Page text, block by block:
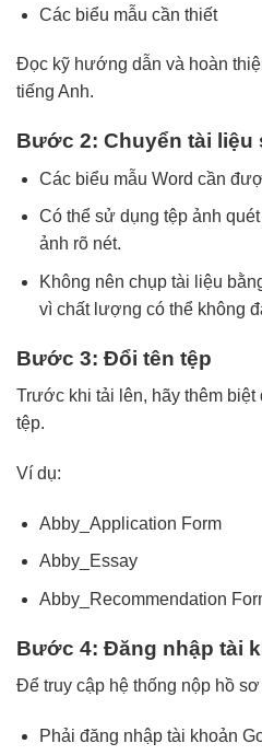
Các biểu mẫu cần thiết
Đọc kỹ hướng dẫn và hoàn
tiếng Anh.
Bước 2: Chuyển tài liệu
Các biểu mẫu Word cần
Có thể sử dụng tệp ảnh
ảnh rõ nét.
Không nên chụp tài liệu
vì chất lượng có thể không
Bước 3: Đổi tên tệp
Trước khi tải lên, hãy thêm biệt
tệp.
Ví dụ:
Abby_Application Form
Abby_Essay
Abby_Recommendation
Bước 4: Đăng nhập tài
Để truy cập hệ thống nộp hồ
Phải đăng nhập tài khoản